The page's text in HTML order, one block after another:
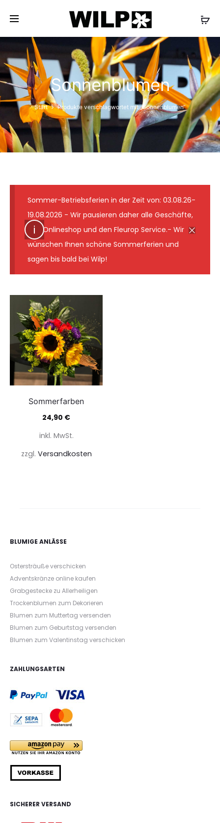
✓ Lieferung wie abgebildet ✓ Floristmeister seit 1931
✓ Günstige Versandkosten ✓ 7-Tage-
Frischegarantie
Sonnenblumen
Start Produkte verschlagwortet mit „Sonnenblumen“
Sommer-Betriebsferien in der Zeit von: 03.08.26-
19.08.2026 - Wir pausieren daher alle Geschäfte,
den Onlineshop und den Fleurop Service.- Wir
wünschen Ihnen schöne Sommerferien und
sagen bis bald bei Wilp!
Sommerfarben
24,90 €
inkl. MwSt.
zzgl. Versandkosten
BLUMIGE ANLÄSSE
Ostersträuße verschicken
Adventskränze online kaufen
Grabgestecke zu Allerheiligen
Trockenblumen zum Dekorieren
Blumen zum Muttertag versenden
Blumen zum Geburtstag versenden
Blumen zum Valentinstag verschicken
ZAHLUNGSARTEN
SICHERER VERSAND